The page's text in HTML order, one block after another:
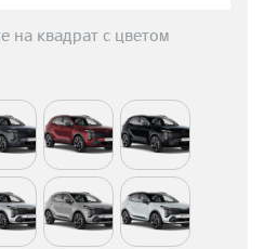
на квадрат с цветом